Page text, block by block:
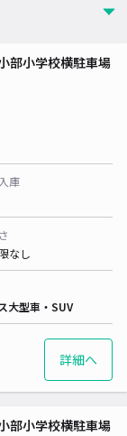
部小学校横駐車場
庫
なし
大型車・SUV
詳細へ
部小学校横駐車場